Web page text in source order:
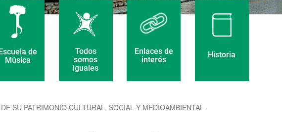
de
Música
Todos
somos
iguales
Enlaces de
interés
Historia
SU PATRIMONIO CULTURAL, SOCIAL Y MEDIOAMBIENTAL